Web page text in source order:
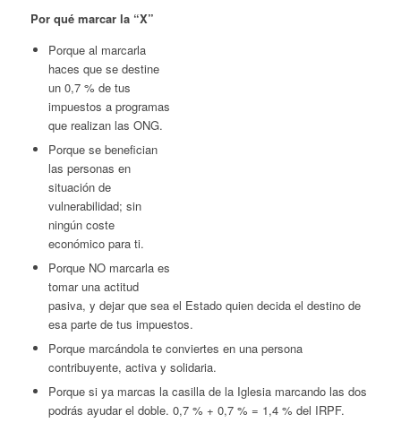
Por qué marcar la “X”
Porque al marcarla
haces que se destine
un 0,7 % de tus
impuestos a programas
que realizan las ONG.
Porque se benefician
las personas en
situación de
vulnerabilidad; sin
ningún coste
económico para ti.
Porque NO marcarla es
tomar una actitud
pasiva, y dejar que sea el Estado quien decida el destino de
esa parte de tus impuestos.
Porque marcándola te conviertes en una persona
contribuyente, activa y solidaria.
Porque si ya marcas la casilla de la Iglesia marcando las dos
podrás ayudar el doble. 0,7 % + 0,7 % = 1,4 % del IRPF.